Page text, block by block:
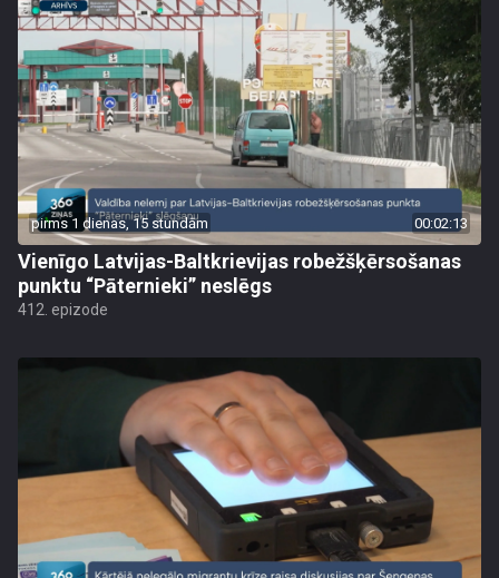
pirms 1 dienas, 15 stundām 00:02:13
Vienīgo Latvijas-Baltkrievijas robežšķērsošanas
punktu “Pāternieki” neslēgs
412. epizode